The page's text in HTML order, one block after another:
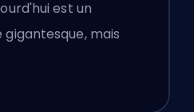
polonais
des services
est un
mais